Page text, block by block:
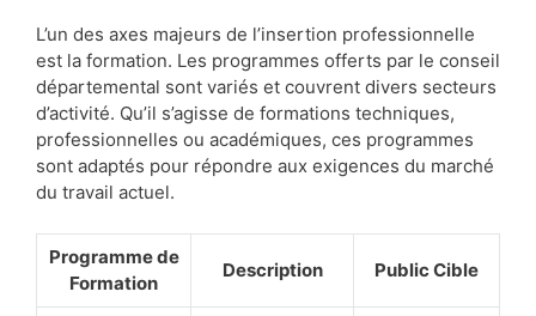
L’un des axes majeurs de l’insertion professionnelle
est la formation. Les programmes offerts par le conseil
départemental sont variés et couvrent divers secteurs
d’activité. Qu’il s’agisse de formations techniques,
professionnelles ou académiques, ces programmes
sont adaptés pour répondre aux exigences du marché
du travail actuel.
Programme de
Formation
Description Public Cible